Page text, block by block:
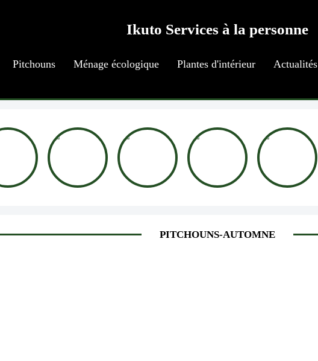
Ikuto Services à la personne
Pitchouns Ménage écologique Plantes d'intérieur Actualités
PITCHOUNS-AUTOMNE